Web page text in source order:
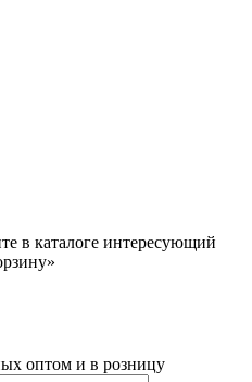
в каталоге интересующий
оптом и в розницу